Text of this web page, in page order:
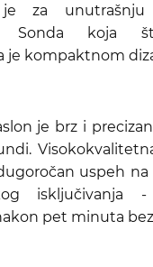
je za
Sonda koja
je kompaktnom
je brz i
uspeh na
isključivanja
pet minuta